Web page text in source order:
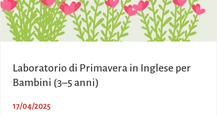
Laboratorio di Primavera in Inglese per
Bambini (3–5 anni)
17/04/2025